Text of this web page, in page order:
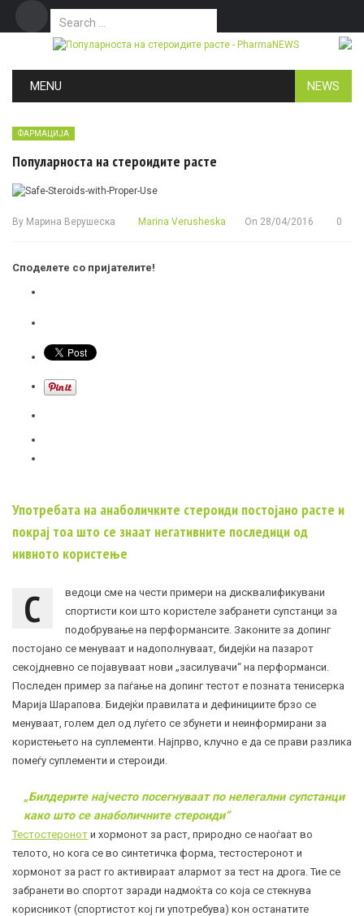
Search for:
MENU NEWS
ФАРМАЦИЈА
Популарноста на стероидите расте
By Марина Верушеска Marina Verusheska On 28/04/2016 0
Споделете со пријателите!
Употребата на анаболичките стероиди постојано расте и
покрај тоа што се знаат негативните последици од
нивното користење
С
ведоци сме на чести примери на дисквалификувани
спортисти кои што користеле забранети супстанци за
подобрување на перформансите. Законите за допинг
постојано се менуваат и надополнуваат, бидејќи на пазарот
секојдневно се појавуваат нови „засилувачи“ на перформанси.
Последен пример за паѓање на допинг тестот е позната тенисерка
Марија Шарапова. Бидејќи правилата и дефинициите брзо се
менуваат, голем дел од луѓето се збунети и неинформирани за
користењето на суплементи. Најпрво, клучно е да се прави разлика
помеѓу суплементи и стероиди.
„Билдерите најчесто посегнуваат по нелегални супстанци
како што се анаболичните стероиди“
Тестостеронот и хормонот за раст, природно се наоѓаат во
телото, но кога се во синтетичка форма, тестостеронот и
хормонот за раст го активираат алармот за тест на дрога. Тие се
забранети во спортот заради надмоќта со која се стекнува
корисникот (спортистот кој ги употребува) кон останатите